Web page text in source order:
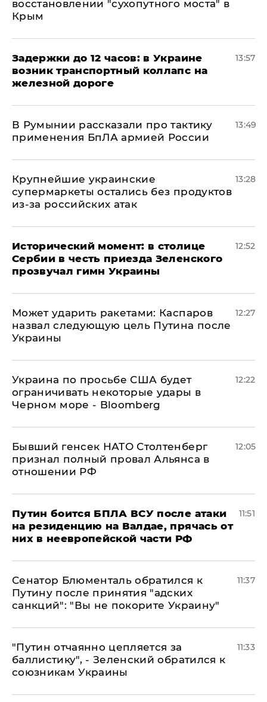
восстановлении "сухопутного моста" в
Крым
Задержки до 12 часов: в Украине
возник транспортный коллапс на
железной дороге
13:57
В Румынии рассказали про тактику
применения БпЛА армией России
13:49
Крупнейшие украинские
супермаркеты остались без продуктов
из-за российских атак
13:28
Исторический момент: в столице
Сербии в честь приезда Зеленского
прозвучал гимн Украины
12:52
Может ударить ракетами: Каспаров
назвал следующую цель Путина после
Украины
12:27
Украина по просьбе США будет
ограничивать некоторые удары в
Черном море - Bloomberg
12:22
Бывший генсек НАТО Столтенберг
признал полный провал Альянса в
отношении РФ
12:05
Путин боится БПЛА ВСУ после атаки
на резиденцию на Валдае, прячась от
них в неевропейской части РФ
11:51
Сенатор Блюменталь обратился к
Путину после принятия "адских
санкций": "Вы не покорите Украину"
11:37
"Путин отчаянно цепляется за
баллистику", - Зеленский обратился к
союзникам Украины
11:33